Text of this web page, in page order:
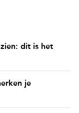
dit is het
je